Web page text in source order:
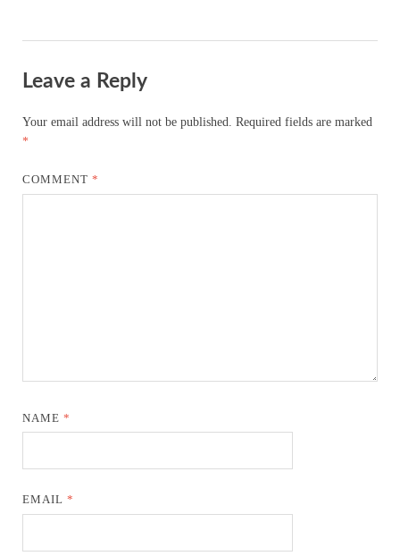
Leave a Reply
Your email address will not be published. Required fields are marked
*
COMMENT*
NAME*
EMAIL*